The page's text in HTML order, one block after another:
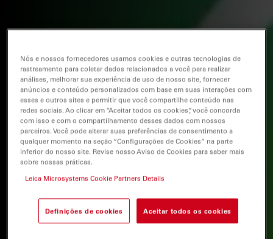
Nós e nossos fornecedores usamos cookies e outras tecnologias de
rastreamento para coletar dados relacionados a você para realizar
análises, melhorar sua experiência de uso de nosso site, fornecer
anúncios e conteúdo personalizados com base em suas interações com
esses e outros sites e permitir que você compartilhe conteúdo nas
redes sociais. Ao clicar em “Aceitar todos os cookies”, você concorda
com isso e com o compartilhamento desses dados com nossos
parceiros. Você pode alterar suas preferências de consentimento a
qualquer momento na seção “Configurações de Cookies” na parte
inferior do nosso site. Revise nosso Aviso de Cookies para saber mais
sobre nossas práticas.
Leica Microsystems Cookie Partners Details
Definições de cookies Aceitar todos os cookies